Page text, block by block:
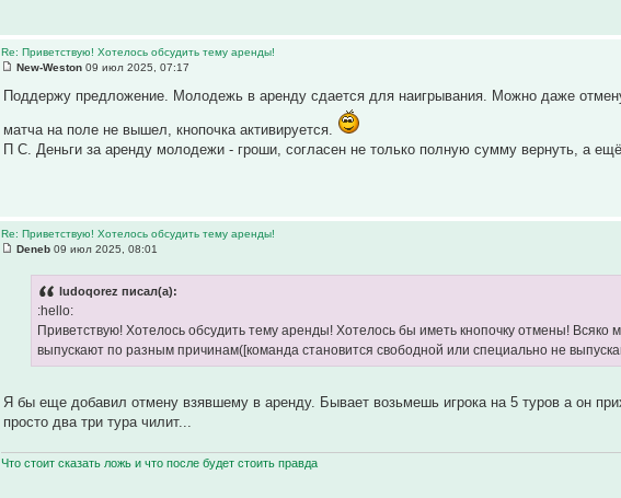
Re: Приветствую! Хотелось обсудить тему аренды!
New-Weston 09 июл 2025, 07:17
Поддержу предложение. Молодежь в аренду сдается для наигрывания. Можно даже
матча на поле не вышел, кнопочка активируется.
П С. Деньги за аренду молодежи - гроши, согласен не только полную сумму вернуть, а ещё
Re: Приветствую! Хотелось обсудить тему аренды!
Deneb 09 июл 2025, 08:01
ludoqorez писал(а):
:hello:
Приветствую! Хотелось обсудить тему аренды! Хотелось бы иметь кнопочку отмены! Всяко
выпускают по разным причинам([команда становится свободной или специально не
Я бы еще добавил отмену взявшему в аренду. Бывает возьмешь игрока на 5 туров а он
просто два три тура чилит...
Что стоит сказать ложь и что после будет стоить правда